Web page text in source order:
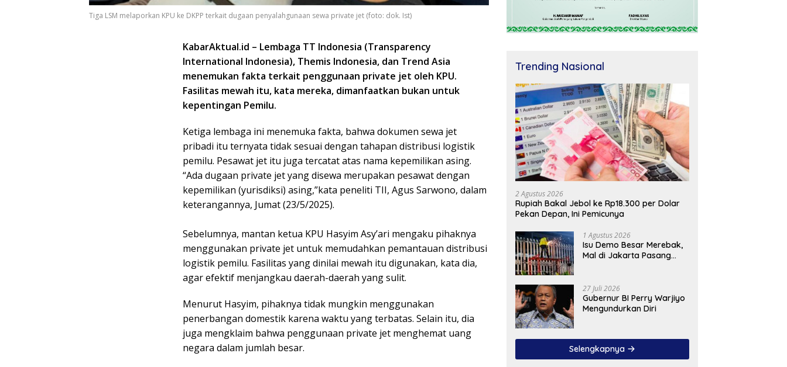
Tiga LSM melaporkan KPU ke DKPP terkait dugaan penyalahgunaan sewa private jet (foto: dok. Ist)
KabarAktual.id – Lembaga TT Indonesia (Transparency
International Indonesia), Themis Indonesia, dan Trend Asia
menemukan fakta terkait penggunaan private jet oleh KPU.
Fasilitas mewah itu, kata mereka, dimanfaatkan bukan untuk
kepentingan Pemilu.
Ketiga lembaga ini menemuka fakta, bahwa dokumen sewa jet
pribadi itu ternyata tidak sesuai dengan tahapan distribusi logistik
pemilu. Pesawat jet itu juga tercatat atas nama kepemilikan asing.
“Ada dugaan private jet yang disewa merupakan pesawat dengan
kepemilikan (yurisdiksi) asing,”kata peneliti TII, Agus Sarwono, dalam
keterangannya, Jumat (23/5/2025).
Sebelumnya, mantan ketua KPU Hasyim Asy’ari mengaku pihaknya
menggunakan private jet untuk memudahkan pemantauan distribusi
logistik pemilu. Fasilitas yang dinilai mewah itu digunakan, kata dia,
agar efektif menjangkau daerah-daerah yang sulit.
Menurut Hasyim, pihaknya tidak mungkin menggunakan
penerbangan domestik karena waktu yang terbatas. Selain itu, dia
juga mengklaim bahwa penggunaan private jet menghemat uang
negara dalam jumlah besar.
Trending Nasional
2 Agustus 2026
Rupiah Bakal Jebol ke Rp18.300 per Dolar
Pekan Depan, Ini Pemicunya
1 Agustus 2026
Isu Demo Besar Merebak,
Mal di Jakarta Pasang
27 Juli 2026
Gubernur BI Perry Warjiyo
Mengundurkan Diri
Selengkapnya